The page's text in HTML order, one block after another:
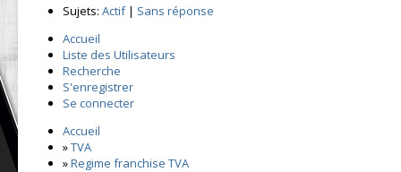
Sujets: Actif| Sans réponse
Accueil
Liste des Utilisateurs
Recherche
S'enregistrer
Se connecter
Accueil
»TVA
»Regime franchise TVA